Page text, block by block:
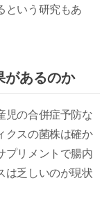
という研究もあ
があるのか
児の合併症予防な
クスの菌株は確か
プリメントで腸内
は乏しいのが現状